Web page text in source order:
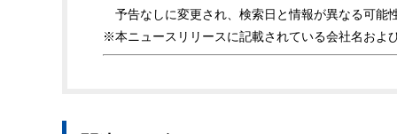
予告なしに変更され、検索日と情報が異なる可能
※本ニュースリリースに記載されている会社名およ